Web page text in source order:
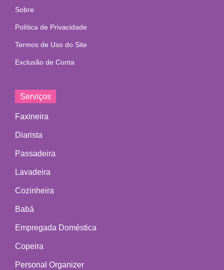
Sobre
Política de Privacidade
Termos de Uso do Site
Exclusão de Conta
Serviços
Faxineira
Diarista
Passadeira
Lavadeira
Cozinheira
Babá
Empregada Doméstica
Copeira
Personal Organizer